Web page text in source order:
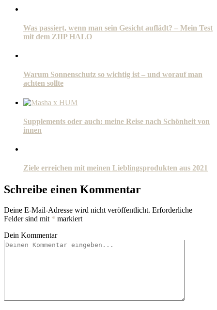
Was passiert, wenn man sein Gesicht auflädt? – Mein Test
mit dem ZIIP HALO
Warum Sonnenschutz so wichtig ist – und worauf man
achten sollte
Supplements oder auch: meine Reise nach Schönheit von
innen
Ziele erreichen mit meinen Lieblingsprodukten aus 2021
Schreibe einen Kommentar
Deine E-Mail-Adresse wird nicht veröffentlicht. Erforderliche
Felder sind mit * markiert
Dein Kommentar